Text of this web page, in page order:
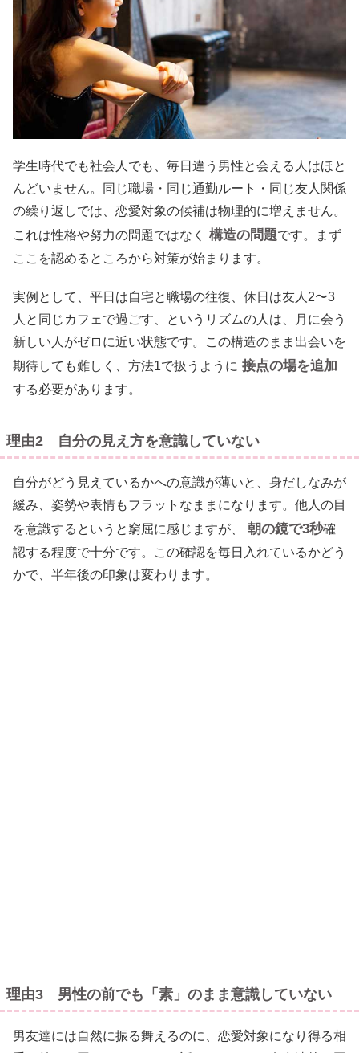
学生時代でも社会人でも、毎日違う男性と会える人はほと
んどいません。同じ職場・同じ通勤ルート・同じ友人関係
の繰り返しでは、恋愛対象の候補は物理的に増えません。
これは性格や努力の問題ではなく
構造の問題です。まず
ここを認めるところから対策が始まります。
実例として、平日は自宅と職場の往復、休日は友人2〜3
人と同じカフェで過ごす、というリズムの人は、月に会う
新しい人がゼロに近い状態です。この構造のまま出会いを
期待しても難しく、方法1で扱うように 接点の場を追加
する必要があります。
理由2 自分の見え方を意識していない
自分がどう見えているかへの意識が薄いと、身だしなみが
緩み、姿勢や表情もフラットなままになります。他人の目
を意識するというと窮屈に感じますが、
朝の鏡で3秒確
認する程度で十分です。この確認を毎日入れているかどう
かで、半年後の印象は変わります。
理由3 男性の前でも「素」のまま意識していない
男友達には自然に振る舞えるのに、恋愛対象になり得る相